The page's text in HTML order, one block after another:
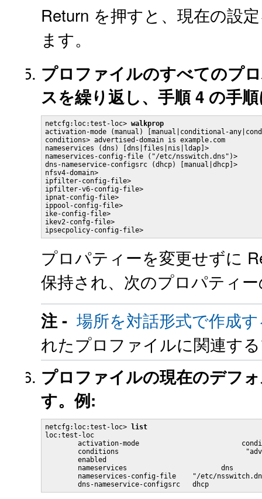
Return を押すと、現在の設
ます。
プロファイルのすべてのプ
スを繰り返し、手順 4 の手
netcfg:loc:test-loc> walkprop
activation-mode (manual) [manual|conditional-
conditions> advertised-domain is example.com
nameservices (dns) [dns|files|nis|ldap]>
nameservices-config-file ("/etc/nsswitch.dns")>
dns-nameservice-configsrc (dhcp) [manual|dhcp]>
nfsv4-domain>
ipfilter-config-file>
ipfilter-v6-config-file>
ipnat-config-file>
ippool-config-file>
ike-config-file>
ikev2-confg-file>
ipsecpolicy-config-file>
プロパティーを変更せずに
保持され、次のプロパティ
注 - 場所を対話形式で作成
れたプロファイルに関連す
プロファイルの現在のデフ
す。例:
netcfg:loc:test-loc>
list
loc:test-loc
	dns-nameservice-configsrc   dhcp